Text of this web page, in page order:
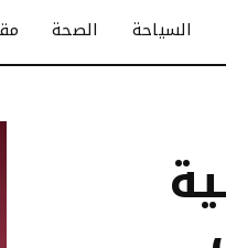
السياحة الصحة